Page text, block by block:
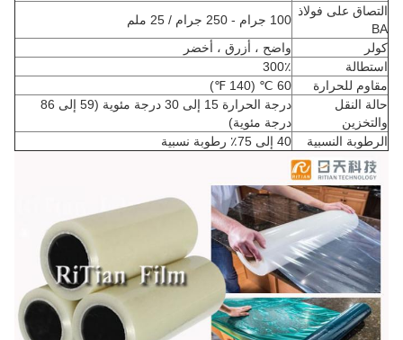
التصاق على فولاذ
BA
100 جرام - 250 جرام / 25 ملم
كولر
واضح ، أزرق ، أخضر
استطالة
300٪
مقاوم للحرارة
60 ℃ (140 ℉)
حالة النقل
والتخزين
درجة الحرارة 15 إلى 30 درجة مئوية (59 إلى 86
درجة مئوية)
الرطوبة النسبية
40 إلى 75٪ رطوبة نسبية